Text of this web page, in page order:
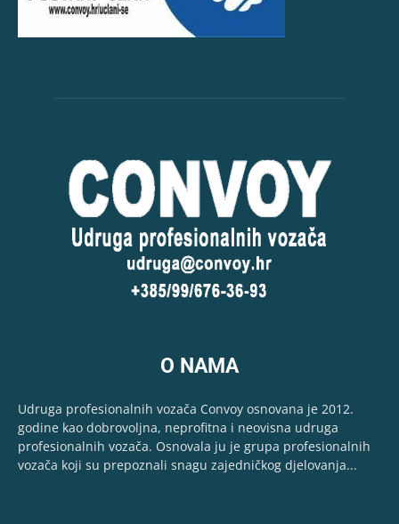
O NAMA
Udruga profesionalnih vozača Convoy osnovana je 2012.
godine kao dobrovoljna, neprofitna i neovisna udruga
profesionalnih vozača. Osnovala ju je grupa profesionalnih
vozača koji su prepoznali snagu zajedničkog djelovanja...